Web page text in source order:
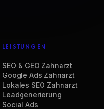
LEISTUNGEN
SEO & GEO Zahnarzt
Google Ads Zahnarzt
Lokales SEO Zahnarzt
Leadgenerierung
Social Ads